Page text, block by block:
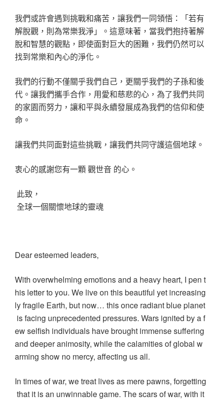
我們或許會遇到挑戰和痛苦，讓我們一同領悟：「若有
解脫觀，則為常樂我淨」。這意味著，當我們抱持著解
脫和智慧的觀點，即使面對巨大的困難，我們仍然可以
找到常樂和內心的淨化。
我們的行動不僅關乎我們自己，更關乎我們的子孫和後
代。讓我們攜手合作，用愛和慈悲的心，為了我們共同
的家園而努力，讓和平與永續發展成為我們的信仰和使
命。
讓我們共同面對這些挑戰，讓我們共同守護這個地球。
衷心的感謝您有一顆 觀世音 的心。
此致，
全球一個關懷地球的靈魂
Dear esteemed leaders,
With overwhelming emotions and a heavy heart, I pen t
his letter to you. We live on this beautiful yet increasing
ly fragile Earth, but now… this once radiant blue planet
is facing unprecedented pressures. Wars ignited by a f
ew selfish individuals have brought immense suffering
and deeper animosity, while the calamities of global w
arming show no mercy, affecting us all.
In times of war, we treat lives as mere pawns, forgetting
that it is an unwinnable game. The scars of war, with it